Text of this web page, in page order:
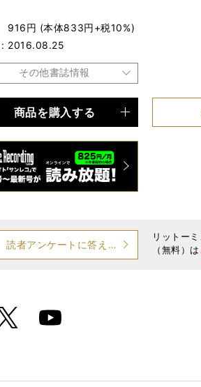
916円 (本体833円+税10%)
2016.08.25
その他書誌情報
雑誌
B5変形判 / 256ページ
商品を購入する
読者アンケートに答える
リットー
（無料）は
Youtube